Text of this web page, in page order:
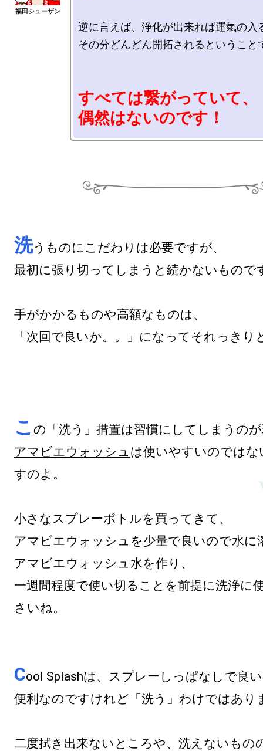
逆に言えば、浄化が出来れば運氣の入
その分どんどん開拓されるということ
すべては繋がっていて、
偶然はないのです！
洗うものにこだわりは必要ですが、
最初に張り切ってしまうと続かないもので
手がかかるものや高額なものは、
「次回で良いか。。」になってそれっきり
こ
アマビエウォッシュ は使いやすいのでは
すのよ。
小さなスプレーボトルを買ってきて、
アマビエウォッシュを少量で良いので水に
アマビエウォッシュ水を作り、
一週間程度で使い切ることを前提に洗浄に
さいね。
Cool Splashは、スプレーしっぱなしで良
便利なのですけれど「洗う」わけではあり
二度拭き出来ないところや、洗えないもの